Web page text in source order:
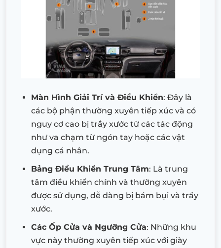
Màn Hình Giải Trí và Điều Khiển: Đây là
các bộ phận thường xuyên tiếp xúc và có
nguy cơ cao bị trầy xước từ các tác động
như va chạm từ ngón tay hoặc các vật
dụng cá nhân.
Bảng Điều Khiển Trung Tâm: Là trung
tâm điều khiển chính và thường xuyên
được sử dụng, dễ dàng bị bám bụi và trầy
xước.
Các Ốp Cửa và Ngưỡng Cửa: Những khu
vực này thường xuyên tiếp xúc với giày